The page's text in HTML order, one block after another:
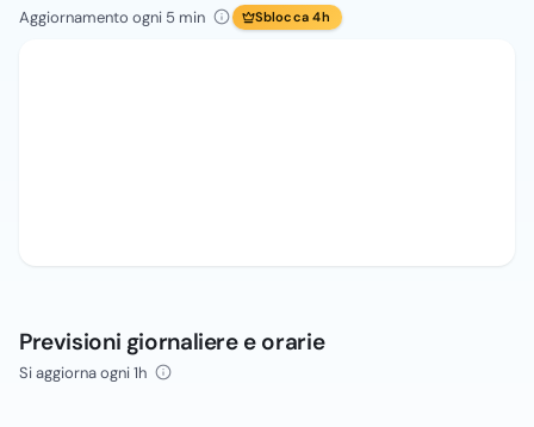
Aggiornamento ogni 5 min Sblocca 4h
Previsioni giornaliere e orarie
Si aggiorna ogni 1h